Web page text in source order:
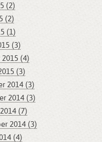
(2)
(2)
(1)
(3)
2015 (4)
(3)
2014 (3)
2014 (3)
(7)
2014 (3)
(4)